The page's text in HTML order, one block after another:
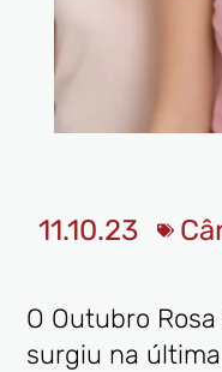
11.10.23
O Outubro
surgiu na